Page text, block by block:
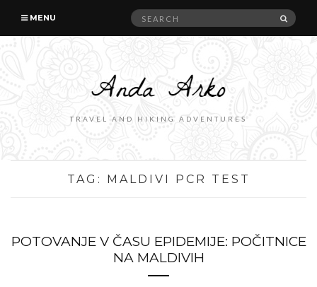
MENU
Search
TRAVEL AND HIKING ADVENTURES
TAG: MALDIVI PCR TEST
POTOVANJE V ČASU EPIDEMIJE: POČITNICE
NA MALDIVIH